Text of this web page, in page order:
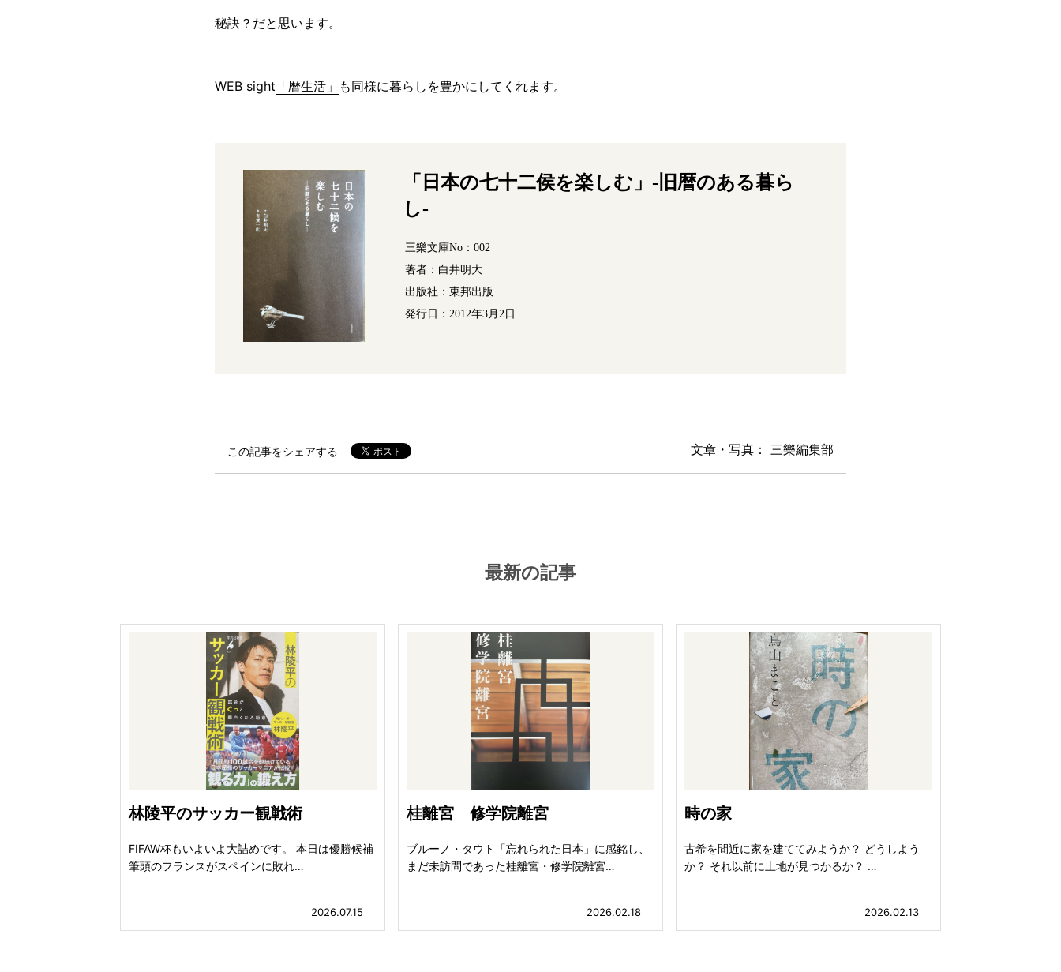
秘訣？だと思います。
WEB sight 「暦生活」 も同様に暮らしを豊かにしてくれます。
「日本の七十二侯を楽しむ」-旧暦のある暮ら
し-
三樂文庫No：002
著者：白井明大
出版社：東邦出版
発行日：2012年3月2日
この記事をシェアする 文章・写真： 三樂編集部
最新の記事
林陵平のサッカー観戦術
FIFAW杯もいよいよ大詰めです。 本日は優勝候補
筆頭のフランスがスペインに敗れ…
2026.07.15
桂離宮 修学院離宮
ブルーノ・タウト「忘れられた日本」に感銘し、
まだ未訪問であった桂離宮・修学院離宮…
2026.02.18
時の家
古希を間近に家を建ててみようか？ どうしよう
か？ それ以前に土地が見つかるか？ …
2026.02.13